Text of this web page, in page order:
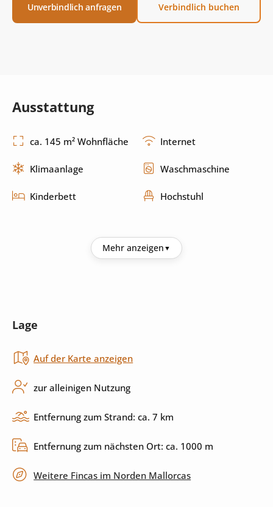
Unverbindlich anfragen Verbindlich buchen
Ausstattung
ca. 145 m² Wohnfläche Internet
Klimaanlage Waschmaschine
Kinderbett Hochstuhl
Toaster
Herd
Spülmaschine
Außenbereich
Mehr anzeigen
Lage
Auf der Karte anzeigen
zur alleinigen Nutzung
Entfernung zum Strand: ca. 7 km
Entfernung zum nächsten Ort: ca. 1000 m
Weitere Fincas im Norden Mallorcas